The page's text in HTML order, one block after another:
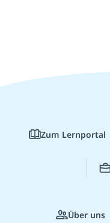
Zum Lernportal
Über uns